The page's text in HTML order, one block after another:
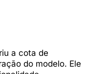
a cota de
do modelo. Ele